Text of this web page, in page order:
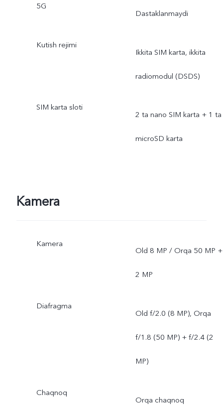
5G
Dastaklanmaydi
Kutish rejimi
Ikkita SIM karta, ikkita
radiomodul (DSDS)
SIM karta sloti
2 ta nano SIM karta + 1 ta
microSD karta
Kamera
Kamera
Old 8 MP / Orqa 50 MP +
2 MP
Diafragma
Old f/2.0 (8 MP), Orqa
f/1.8 (50 MP) + f/2.4 (2
MP)
Chaqnoq
Orqa chaqnoq